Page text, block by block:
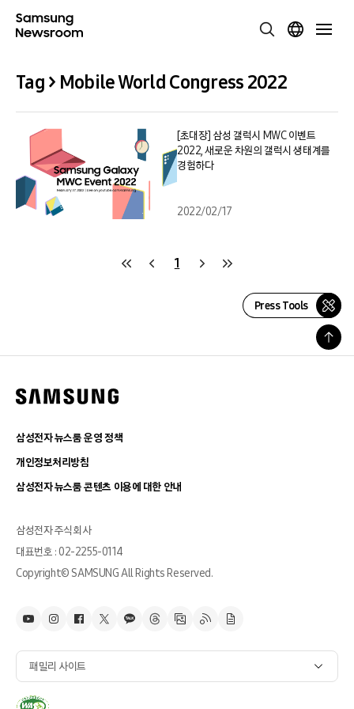
Tag > Mobile World Congress 2022
[초대장] 삼성 갤럭시 MWC 이벤트
2022, 새로운 차원의 갤럭시 생태계를
경험하다
2022/02/17
1
Press Tools
삼성전자 뉴스룸 운영 정책
개인정보처리방침
삼성전자 뉴스룸 콘텐츠 이용에 대한 안내
삼성전자 주식회사
대표번호 : 02-2255-0114
Copyright© SAMSUNG All Rights Reserved.
패밀리 사이트